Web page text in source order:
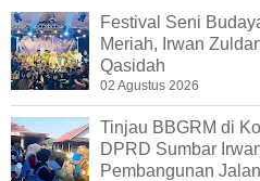
Festival Seni
Meriah, Irwan
Qasidah
02 Agustus 2026
Tinjau BBGRM di
DPRD Sumbar
Pembangunan Jalan